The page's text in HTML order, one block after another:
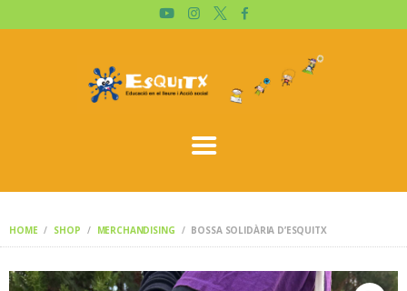
HOME SHOP MERCHANDISING BOSSA SOLIDÀRIA D’ESQUITX
ESQUITX
TIENDA
ESPAÑOL